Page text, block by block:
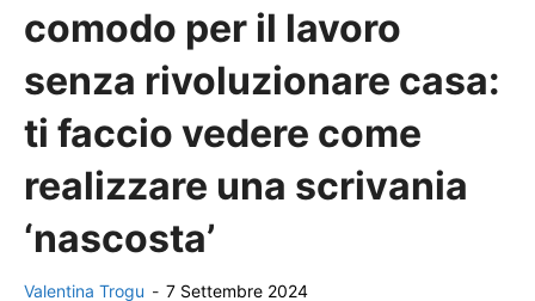
comodo per il lavoro
senza rivoluzionare casa:
ti faccio vedere come
realizzare una scrivania
‘nascosta’
Valentina Trogu - 7 Settembre 2024